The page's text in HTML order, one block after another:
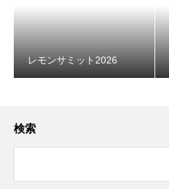
レモンサミット2026
検索